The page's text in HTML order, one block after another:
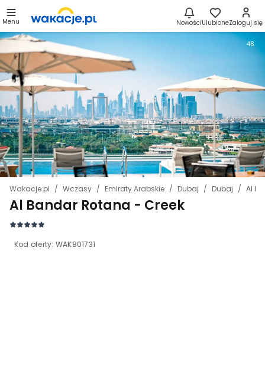
Menu NowościUlubioneZaloguj się
Wakacje.pl Wczasy Emiraty Arabskie Dubaj Dubaj Al
Al Bandar Rotana - Creek
Kod oferty: WAK801731
48